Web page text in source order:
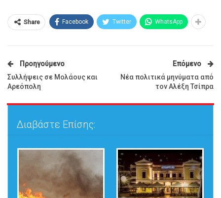
Share Facebook Twitter WhatsApp
Προηγούμενο
Συλλήψεις σε Μολάους και
Αρεόπολη
Επόμενο
Νέα πολιτικά μηνύματα από
τον Αλέξη Τσίπρα
Διαβάστε Επίσης: